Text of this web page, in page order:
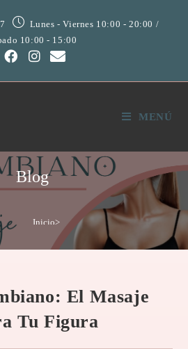
Lunes - Viernes 10:00 - 20:00 /
10:00 - 15:00
MENÚ
Blog
Inicio>
Tratamientos
El Masaje
Tu Figura